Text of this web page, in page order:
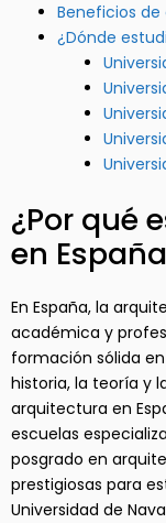
Beneficios
¿Dónde
¿Por qué
en
En España, la
académica y
formación sólida
historia, la teoría y
arquitectura en
escuelas
posgrado en
prestigiosas para
Universidad de